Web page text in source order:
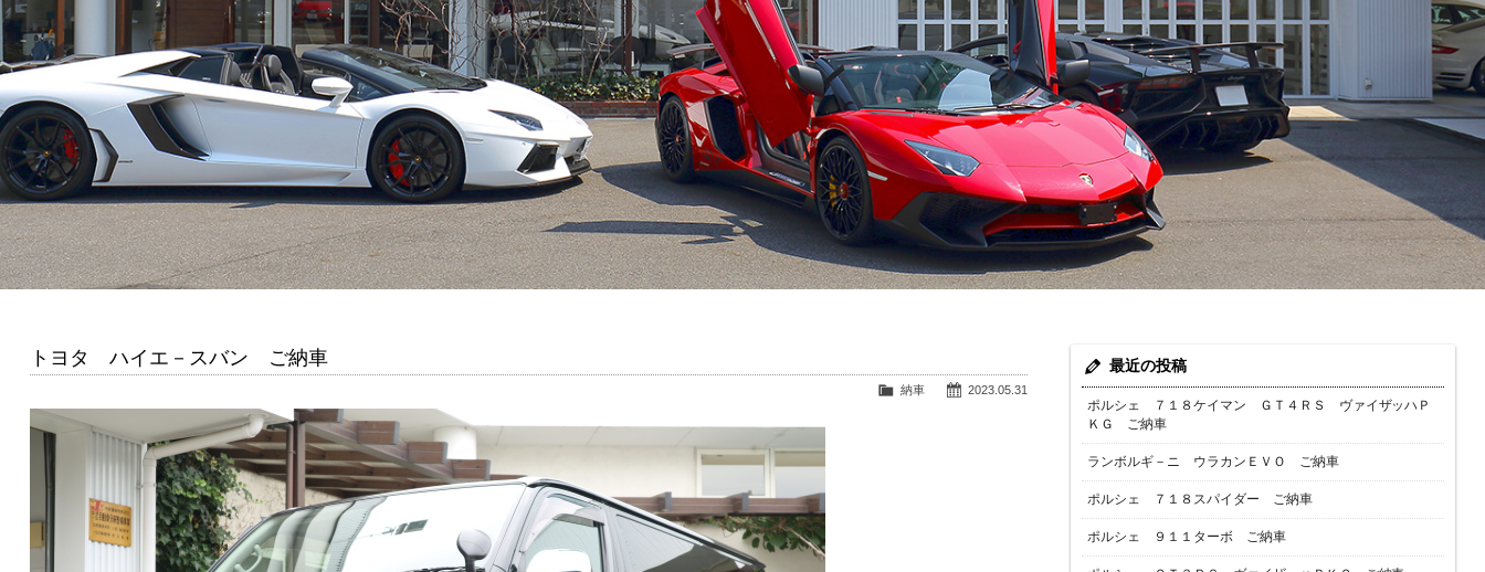
トヨタ ハイエ－スバン ご納車
2023.05.31
納車
最近の投稿
ポルシェ ７１８ケイマン ＧＴ４ＲＳ ヴァイザッハＰ
ＫＧ ご納車
ランボルギ－ニ ウラカンＥＶＯ ご納車
ポルシェ ７１８スパイダー ご納車
ポルシェ ９１１ターボ ご納車